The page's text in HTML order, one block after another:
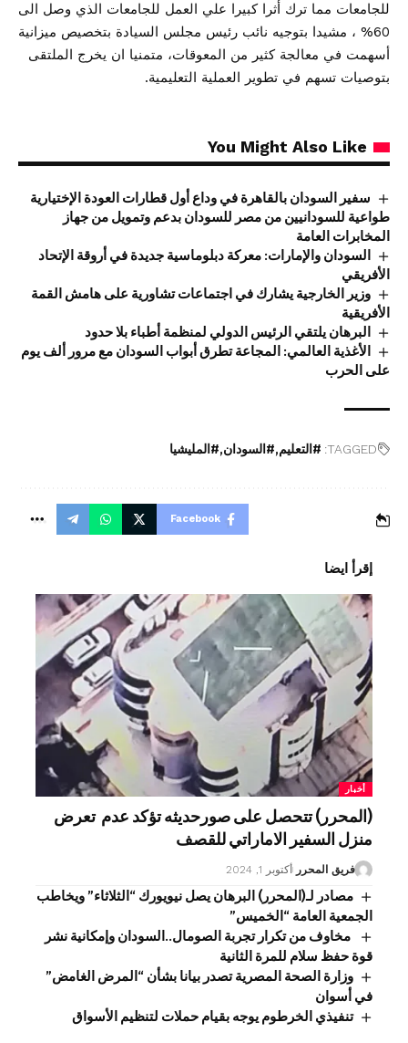
للجامعات مما ترك أثرا كبيرا علي العمل للجامعات الذي وصل الى
60% ، مشيدا بتوجيه نائب رئيس مجلس السيادة بتخصيص ميزانية
أسهمت في معالجة كثير من المعوقات، متمنيا ان يخرج الملتقى
بتوصيات تسهم في تطوير العملية التعليمية.
You Might Also Like
سفير السودان بالقاهرة في وداع أول قطارات العودة الإختيارية
طواعية للسودانيين من مصر للسودان بدعم وتمويل من جهاز
المخابرات العامة
السودان والإمارات: معركة دبلوماسية جديدة في أروقة الإتحاد
الأفريقي
وزير الخارجية يشارك في اجتماعات تشاورية على هامش القمة
الأفريقية
البرهان يلتقي الرئيس الدولي لمنظمة أطباء بلا حدود
الأغذية العالمي: المجاعة تطرق أبواب السودان مع مرور ألف يوم
على الحرب
TAGGED: #التعليم #السودان #المليشيا
Facebook
إقرأ ايضا
أخبار
(المحرر) تتحصل على صورحديثه تؤكد عدم تعرض
منزل السفير الاماراتي للقصف
فريق المحرر أكتوبر 1, 2024
مصادر لـ(المحرر) البرهان يصل نيويورك “الثلاثاء” ويخاطب
الجمعية العامة “الخميس”
مخاوف من تكرار تجربة الصومال..السودان وإمكانية نشر
قوة حفظ سلام للمرة الثانية
وزارة الصحة المصرية تصدر بيانا بشأن “المرض الغامض”
في أسوان
تنفيذي الخرطوم يوجه بقيام حملات لتنظيم الأسواق